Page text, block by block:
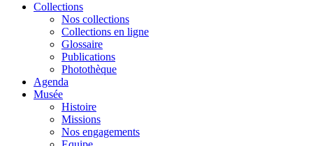
Collections
Nos collections
Collections en ligne
Glossaire
Publications
Photothèque
Agenda
Musée
Histoire
Missions
Nos engagements